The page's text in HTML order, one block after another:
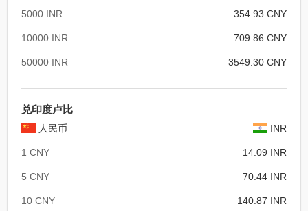
5000 INR 354.93 CNY
10000 INR 709.86 CNY
50000 INR 3549.30 CNY
兑印度卢比
人民币 INR
1 CNY 14.09 INR
5 CNY 70.44 INR
10 CNY 140.87 INR